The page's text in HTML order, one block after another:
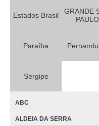
Estados Brasil
GRANDE
PAULO
Paraíba
Sergipe
ABC
ALDEIA DA SERRA